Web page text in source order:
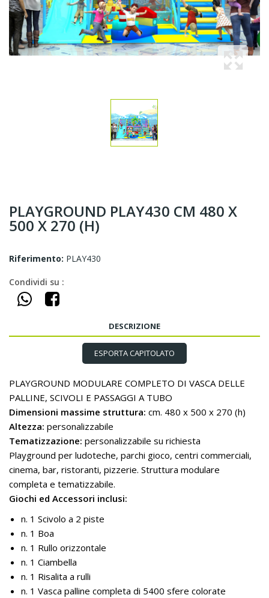
PLAYGROUND PLAY430 CM 480 X
500 X 270 (H)
Riferimento: PLAY430
Condividi su :
DESCRIZIONE
ESPORTA CAPITOLATO
PLAYGROUND MODULARE COMPLETO DI VASCA DELLE
PALLINE, SCIVOLI E PASSAGGI A TUBO
Dimensioni massime struttura: cm. 480 x 500 x 270 (h)
Altezza: personalizzabile
Tematizzazione: personalizzabile su richiesta
Playground per ludoteche, parchi gioco, centri commerciali,
cinema, bar, ristoranti, pizzerie. Struttura modulare
completa e tematizzabile.
Giochi ed Accessori inclusi:
n. 1 Scivolo a 2 piste
n. 1 Boa
n. 1 Rullo orizzontale
n. 1 Ciambella
n. 1 Risalita a rulli
n. 1 Vasca palline completa di 5400 sfere colorate